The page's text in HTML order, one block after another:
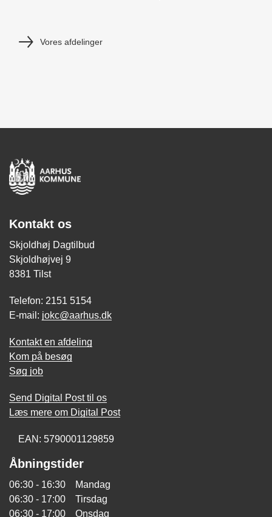
Vores afdelinger
Kontakt os
Skjoldhøj Dagtilbud
Skjoldhøjvej 9
8381 Tilst
Telefon: 2151 5154
E-mail: jokc@aarhus.dk
Kontakt en afdeling
Kom på besøg
Søg job
Send Digital Post til os
Læs mere om Digital Post
EAN: 5790001129859
Åbningstider
06:30 - 16:30 Mandag
06:30 - 17:00 Tirsdag
06:30 - 17:00 Onsdag